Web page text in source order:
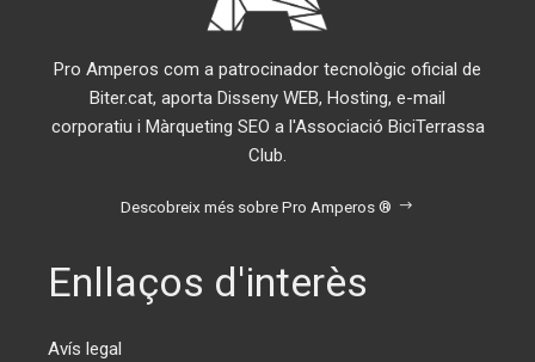
Pro Amperos com a patrocinador tecnològic oficial de
Biter.cat, aporta Disseny WEB, Hosting, e-mail
corporatiu i Màrqueting SEO a l'Associació BiciTerrassa
Club.
Descobreix més sobre Pro Amperos ®
Enllaços d'interès
Avís legal